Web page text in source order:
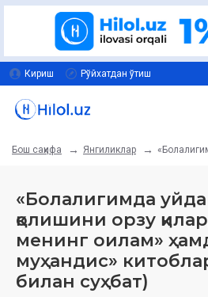
Кириш Рўйхатдан ўтиш
Бош саҳифа Янгиликлар
«Болалигимда уйда
қолишини орзу
менинг оилам»
муҳандис»
билан суҳбат)